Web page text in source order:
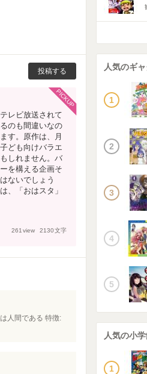
投稿する
レビ放送されて
のも間違いなの
す。原作は、月
ども向けバラエ
しれません。バ
を構える企画そ
ないでしょう
、「おはスタ」
261 view 2130文字
PICKUP
人間である 特徴:
人気のギ
1
2
3
4
5
人気の小
1